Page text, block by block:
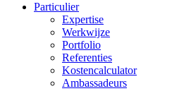
Particulier
Expertise
Werkwijze
Portfolio
Referenties
Kostencalculator
Ambassadeurs